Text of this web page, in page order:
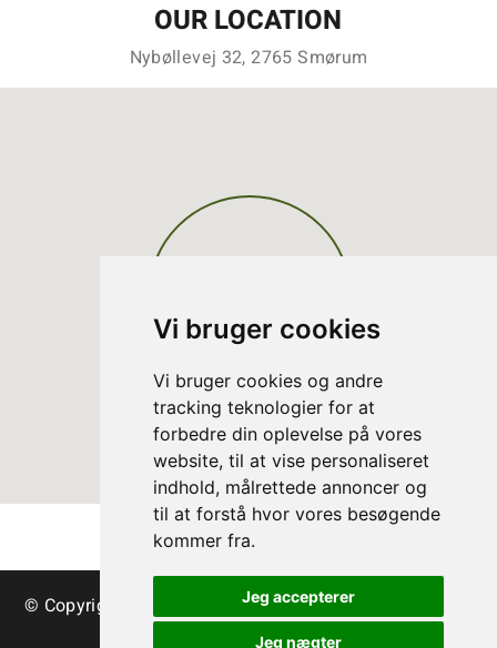
Vi bruger cookies
Vi bruger cookies og andre
tracking teknologier for at
forbedre din oplevelse på vores
website, til at vise personaliseret
indhold, målrettede annoncer og
til at forstå hvor vores besøgende
kommer fra.
Jeg accepterer
Jeg nægter
OUR LOCATION
Nybøllevej 32, 2765 Smørum
© Copyright Danish Christmas Tree Association - trees
& greenery